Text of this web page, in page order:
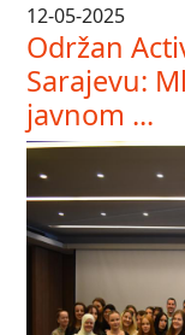
12-05-2025
Održan
Sarajevu:
javnom ...